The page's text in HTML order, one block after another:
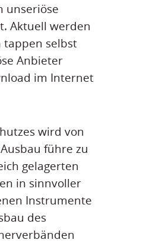
unseriöse
Aktuell werden
tappen selbst
Anbieter
im Internet
wird von
führe zu
gelagerten
in sinnvoller
Instrumente
des